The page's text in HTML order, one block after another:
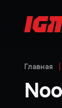
Главная